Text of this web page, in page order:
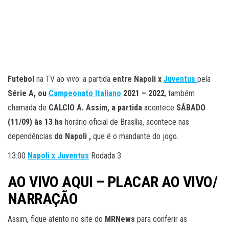
Futebol na TV ao vivo: a partida entre Napoli x Juventus pela
Série A, ou Campeonato Italiano 2021 – 2022, também
chamada de CALCIO A. Assim, a partida acontece SÁBADO
(11/09) às 13 hs horário oficial de Brasília, acontece nas
dependências do Napoli , que é o mandante do jogo.
13:00 Napoli x Juventus Rodada 3
AO VIVO AQUI – PLACAR AO VIVO/
NARRAÇÃO
Assim, fique atento no site do MRNews para conferir as